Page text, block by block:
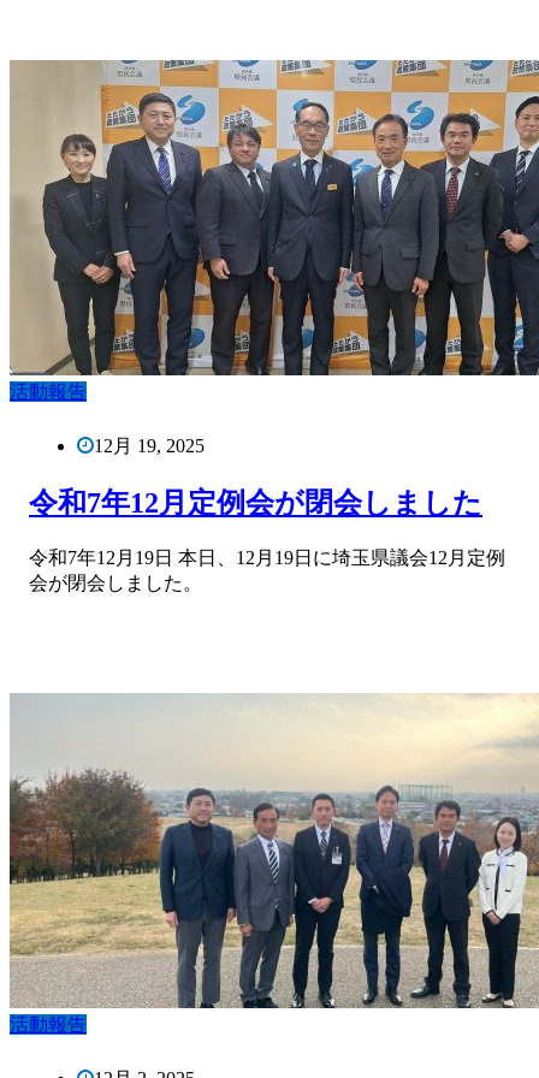
活動報告
12月 19, 2025
令和7年12月定例会が閉会しました
令和7年12月19日 本日、12月19日に埼玉県議会12月定例
会が閉会しました。
活動報告